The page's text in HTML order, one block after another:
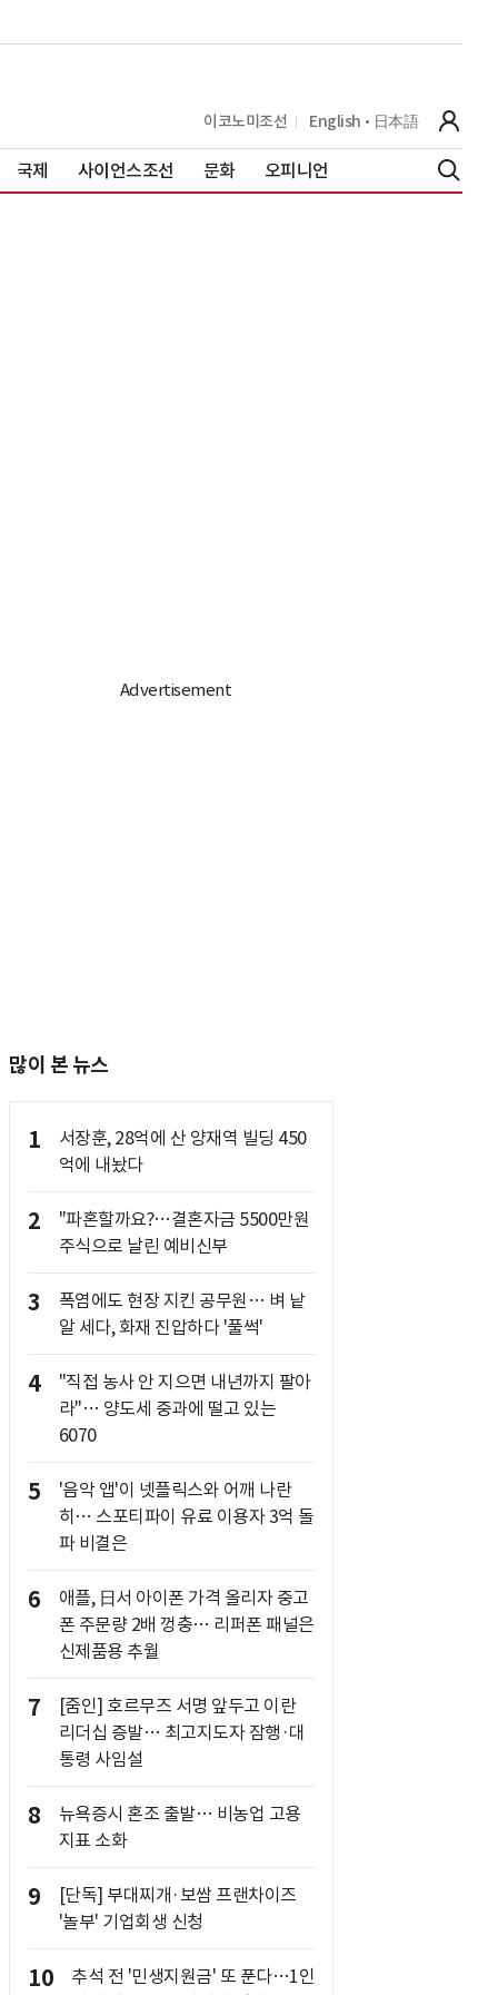
이코노미조선 English 日本語
국제 사이언스조선 문화 오피니언
많이 본 뉴스
1
서장훈, 28억에 산 양재역 빌딩 450
억에 내놨다
2
"파혼할까요?…결혼자금 5500만원
주식으로 날린 예비신부
3
폭염에도 현장 지킨 공무원… 벼 낱
알 세다, 화재 진압하다 '풀썩'
4
"직접 농사 안 지으면 내년까지 팔아
라"… 양도세 중과에 떨고 있는
6070
5
'음악 앱'이 넷플릭스와 어깨 나란
히… 스포티파이 유료 이용자 3억 돌
파 비결은
6
애플, 日서 아이폰 가격 올리자 중고
폰 주문량 2배 껑충… 리퍼폰 패널은
신제품용 추월
7
[줌인] 호르무즈 서명 앞두고 이란
리더십 증발… 최고지도자 잠행·대
통령 사임설
8
뉴욕증시 혼조 출발… 비농업 고용
지표 소화
9
[단독] 부대찌개·보쌈 프랜차이즈
'놀부' 기업회생 신청
10
추석 전 '민생지원금' 또 푼다…1인